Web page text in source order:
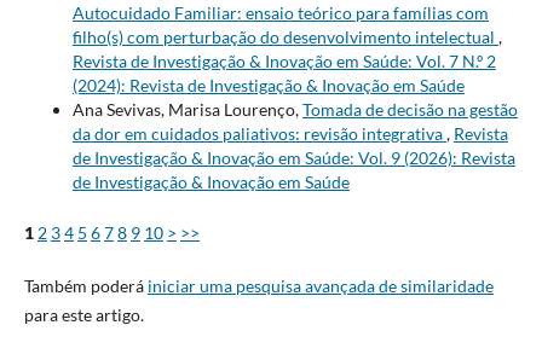
Autocuidado Familiar: ensaio teórico para famílias com
filho(s) com perturbação do desenvolvimento intelectual ,
Revista de Investigação & Inovação em Saúde: Vol. 7 N.º 2
(2024): Revista de Investigação & Inovação em Saúde
Ana Sevivas, Marisa Lourenço,Tomada de decisão na gestão
da dor em cuidados paliativos: revisão integrativa, Revista
de Investigação & Inovação em Saúde: Vol. 9 (2026): Revista
de Investigação & Inovação em Saúde
1 2 34 5 678 9 10 > >>
Também poderá iniciar uma pesquisa avançada de similaridade
para este artigo.